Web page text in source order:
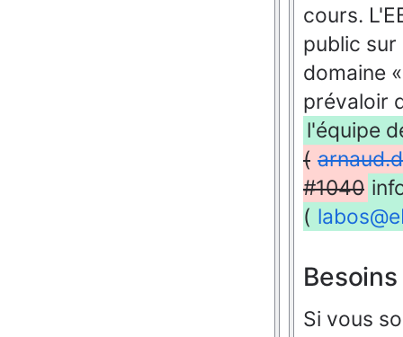
cours.
public sur
domaine
prévaloir
l'équipe
(
#1040
(
Si vous